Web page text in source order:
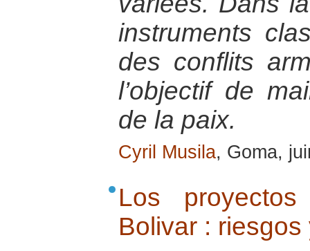
instruments
des conflits
l’objectif de
de la paix.
Cyril Musila, Goma,
Los
Bolivar :